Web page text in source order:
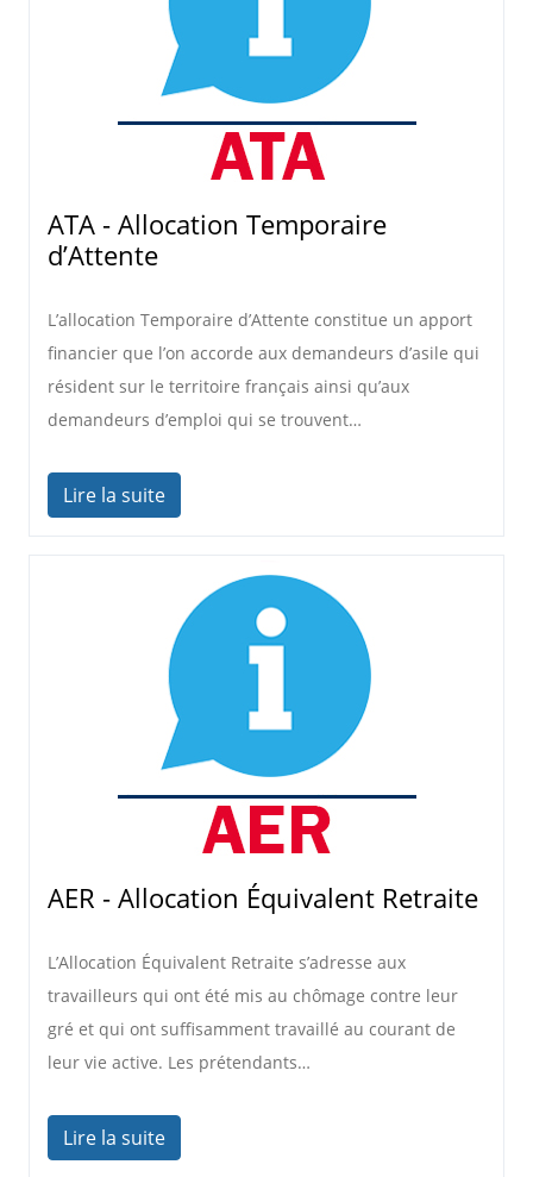
ATA - Allocation Temporaire
d’Attente
L’allocation Temporaire d’Attente constitue un apport
financier que l’on accorde aux demandeurs d’asile qui
résident sur le territoire français ainsi qu’aux
demandeurs d’emploi qui se trouvent…
Lire la suite
AER - Allocation Équivalent Retraite
L’Allocation Équivalent Retraite s’adresse aux
travailleurs qui ont été mis au chômage contre leur
gré et qui ont suffisamment travaillé au courant de
leur vie active. Les prétendants…
Lire la suite